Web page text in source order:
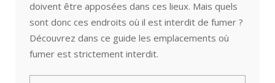
doivent être apposées dans ces lieux. Mais quels
sont donc ces endroits où il est interdit de fumer ?
Découvrez dans ce guide les emplacements où
fumer est strictement interdit.